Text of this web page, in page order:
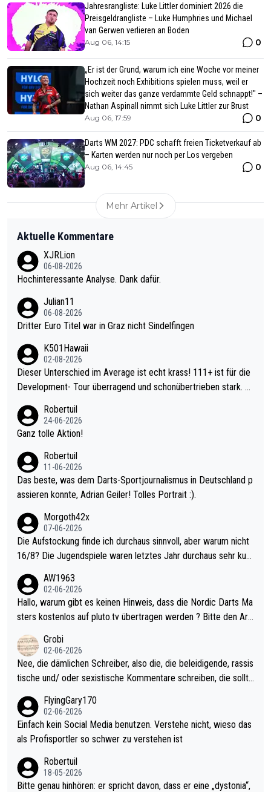
Jahresrangliste: Luke Littler dominiert 2026 die
Preisgeldrangliste – Luke Humphries und Michael
van Gerwen verlieren an Boden
Aug 06, 14:15 0
„Er ist der Grund, warum ich eine Woche vor meiner
Hochzeit noch Exhibitions spielen muss, weil er
sich weiter das ganze verdammte Geld schnappt!" –
Nathan Aspinall nimmt sich Luke Littler zur Brust
Aug 06, 17:59 0
Darts WM 2027: PDC schafft freien Ticketverkauf ab
– Karten werden nur noch per Los vergeben
Aug 06, 14:45 0
Mehr Artikel
Aktuelle Kommentare
XJRLion
06-08-2026
Hochinteressante Analyse. Dank dafür.
Julian11
06-08-2026
Dritter Euro Titel war in Graz nicht Sindelfingen
K501Hawaii
02-08-2026
Dieser Unterschied im Average ist echt krass! 111+ ist für die
Development- Tour überragend und schonübertrieben stark. U
mal 40+ erst recht. Da gewinnst keinen Blumentopf - ist ja noc
h krasser wie ein Pokalspiel eines Kreisligisten vs einem Bund
Robertuil
24-06-2026
Ganz tolle Aktion!
Robertuil
11-06-2026
Das beste, was dem Darts-Sportjournalismus in Deutschland p
assieren konnte, Adrian Geiler! Tolles Portrait :).
Morgoth42x
07-06-2026
Die Aufstockung finde ich durchaus sinnvoll, aber warum nicht
16/8? Die Jugendspiele waren letztes Jahr durchaus sehr kurz
Allerdings ist Mitchell Lawrie als Nummer 1 der Welt eh qualifi
ziert. Somit ändert die automatische Qualifikation des Weltmei
sters erstmal nichts. Ich denke sie wollen damit für nächstes J
ohl wenig WDF Turniere spielen. Dies war bei Archie Self letzt
es Jahr der Fall. Er musste als amtierender Weltmeister durch
den Qualifier und ich glaube kaum, dass Mitchel sich das (in Ve
gas) antun würde, wenn er doch eigentlich die PDC-WM als Zi
el hat.
AW1963
02-06-2026
Hallo, warum gibt es keinen Hinweis, dass die Nordic Darts Ma
sters kostenlos auf pluto.tv übertragen werden ? Bitte den Arti
Grobi
02-06-2026
Nee, die dämlichen Schreiber, also die, die beleidigende, rassis
tische und/ oder sexistische Kommentare schreiben, die sollte
s Leben in den Griff kriegen. Nur eins wundert mich: Luke Little
r war doch neulich erst derjenige, der über Social Media GvV p
rovoziert hat. Und Littlers Mutter schießt öfters mal gegen Ric
FlyingGary170
02-06-2026
Einfach kein Social Media benutzen. Verstehe nicht, wieso das
als Profisportler so schwer zu verstehen ist
Robertuil
18-05-2026
Bitte genau hinhören: er spricht davon, dass er eine „dystonia“,